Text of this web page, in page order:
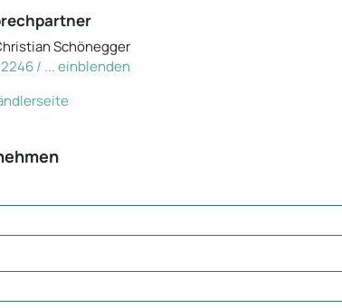
Schönegger
/ ... einblenden